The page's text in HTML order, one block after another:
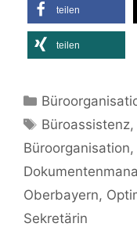
teilen
teilen
Kategorien
Schlagwörter
Büroassistenz,
Büroorganisation,
Oberbayern,
Sekretärin